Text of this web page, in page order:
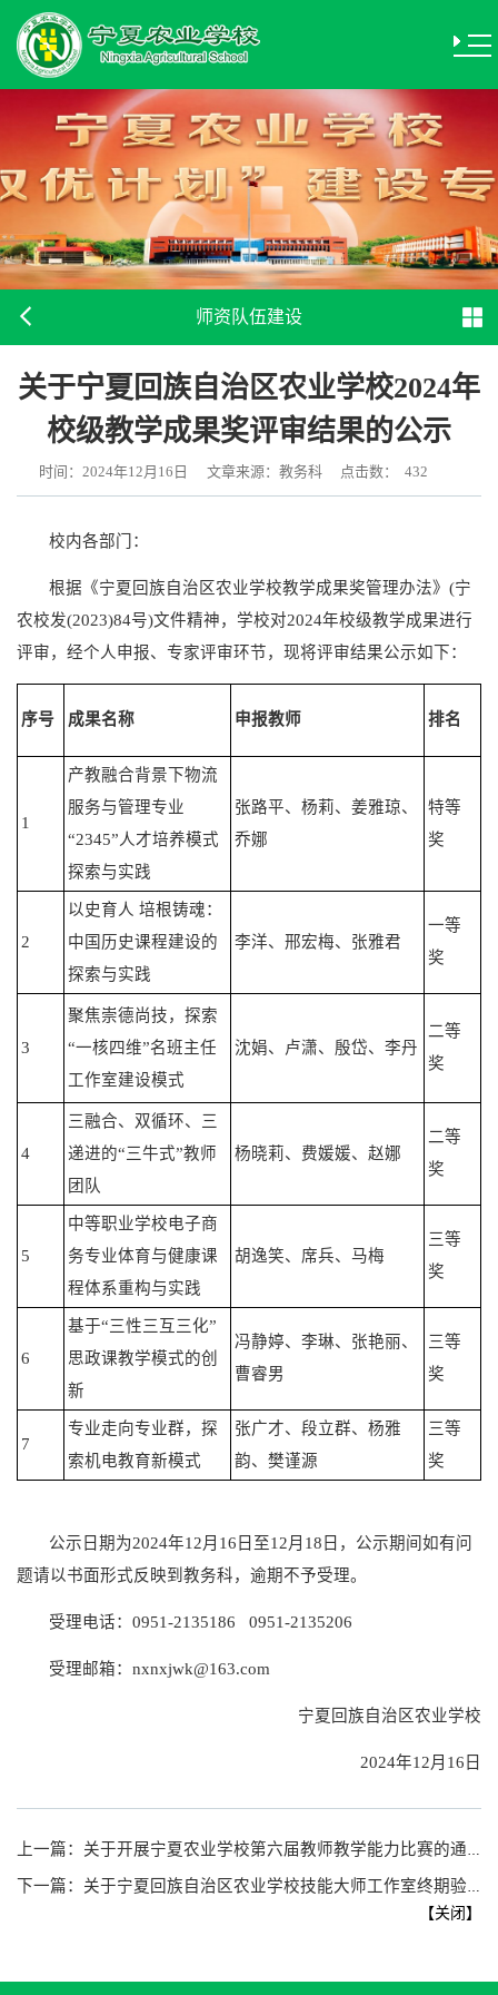
师资队伍建设
关于宁夏回族自治区农业学校2024年
校级教学成果奖评审结果的公示
时间：2024年12月16日 文章来源：教务科 点击数： 432
校内各部门：
根据《宁夏回族自治区农业学校教学成果奖管理办法》(宁
农校发(2023)84号)文件精神，学校对2024年校级教学成果进行
评审，经个人申报、专家评审环节，现将评审结果公示如下：
序号 成果名称 申报教师 排名
1
产教融合背景下物流
服务与管理专业
“2345”人才培养模式
探索与实践
张路平、杨莉、姜雅琼、
乔娜
特等
奖
2
以史育人 培根铸魂：
中国历史课程建设的
探索与实践
李洋、邢宏梅、张雅君
一等
奖
3
聚焦崇德尚技，探索
“一核四维”名班主任
工作室建设模式
沈娟、卢潇、殷岱、李丹
二等
奖
4
三融合、双循环、三
递进的“三牛式”教师
团队
杨晓莉、费媛媛、赵娜
二等
奖
5
中等职业学校电子商
务专业体育与健康课
程体系重构与实践
胡逸笑、席兵、马梅
三等
奖
6
基于“三性三互三化”
思政课教学模式的创
新
冯静婷、李琳、张艳丽、
曹睿男
三等
奖
7
专业走向专业群，探
索机电教育新模式
张广才、段立群、杨雅
韵、樊谨源
三等
奖
公示日期为2024年12月16日至12月18日，公示期间如有问
题请以书面形式反映到教务科，逾期不予受理。
受理电话：0951-2135186 0951-2135206
受理邮箱：nxnxjwk@163.com
宁夏回族自治区农业学校
2024年12月16日
上一篇： 关于开展宁夏农业学校第六届教师教学能力比赛的通知
下一篇： 关于宁夏回族自治区农业学校技能大师工作室终期验收结果的公示
【关闭】